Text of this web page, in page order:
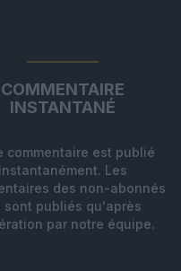
COMMENTAIRE
INSTANTANÉ
commentaire est publié
instantanément. Les
des non-abonnés
sont publiés qu'après
par notre équipe.